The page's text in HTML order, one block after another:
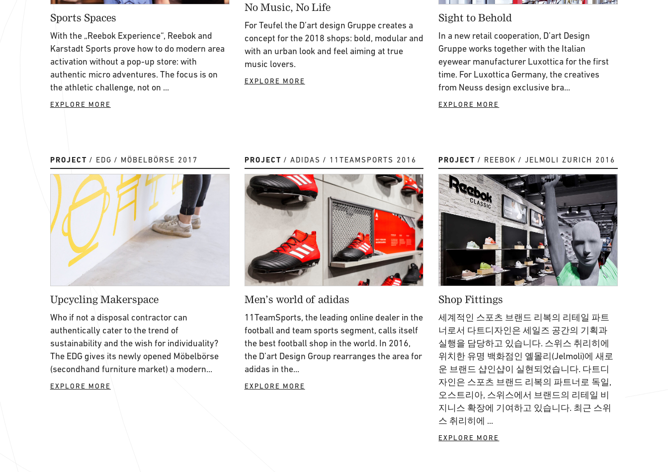
Sports Spaces
With the „Reebok Experience“, Reebok and
Karstadt Sports prove how to do modern area
activation without a pop-up store: with
authentic micro adventures. The focus is on
the athletic challenge, not on ...
EXPLORE MORE
No Music, No Life
For Teufel the D’art design Gruppe creates a
concept for the 2018 shops: bold, modular and
with an urban look and feel aiming at true
music lovers.
EXPLORE MORE
Sight to Behold
In a new retail cooperation, D’art Design
Gruppe works together with the Italian
eyewear manufacturer Luxottica for the first
time. For Luxottica Germany, the creatives
from Neuss design exclusive bra...
EXPLORE MORE
PROJECT EDG MÖBELBÖRSE 2017
Upcycling Makerspace
Who if not a disposal contractor can
authentically cater to the trend of
sustainability and the wish for individuality?
The EDG gives its newly opened Möbelbörse
(secondhand furniture market) a modern...
EXPLORE MORE
PROJECT ADIDAS 11TEAMSPORTS 2016
Men’s world of adidas
11TeamSports, the leading online dealer in the
football and team sports segment, calls itself
the best football shop in the world. In 2016,
the D’art Design Group rearranges the area for
adidas in the...
EXPLORE MORE
PROJECT REEBOK JELMOLI ZURICH 2016
Shop Fittings
세계적인 스포츠 브랜드 리복의 리테일 파트
너로서 다트디자인은 세일즈 공간의 기획과
실행을 담당하고 있습니다. 스위스 취리히에
위치한 유명 백화점인 옐몰리(Jelmoli)에 새로
운 브랜드 샵인샵이 실현되었습니다. 다트디
자인은 스포츠 브랜드 리복의 파트너로 독일,
오스트리아, 스위스에서 브랜드의 리테일 비
지니스 확장에 기여하고 있습니다. 최근 스위
스 취리히에 ...
EXPLORE MORE